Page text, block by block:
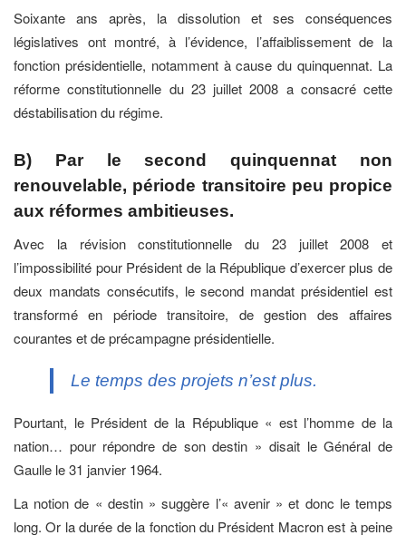
Soixante ans après, la dissolution et ses conséquences
législatives ont montré, à l’évidence, l’affaiblissement de la
fonction présidentielle, notamment à cause du quinquennat. La
réforme constitutionnelle du 23 juillet 2008 a consacré cette
déstabilisation du régime.
B) Par le second quinquennat non
renouvelable, période transitoire peu propice
aux réformes ambitieuses.
Avec la révision constitutionnelle du 23 juillet 2008 et
l’impossibilité pour Président de la République d’exercer plus de
deux mandats consécutifs, le second mandat présidentiel est
transformé en période transitoire, de gestion des affaires
courantes et de précampagne présidentielle.
Le temps des projets n’est plus.
Pourtant, le Président de la République « est l’homme de la
nation… pour répondre de son destin » disait le Général de
Gaulle le 31 janvier 1964.
La notion de « destin » suggère l’« avenir » et donc le temps
long. Or la durée de la fonction du Président Macron est à peine